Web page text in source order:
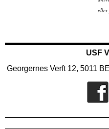
eller
USF
Georgernes Verft 12, 5011